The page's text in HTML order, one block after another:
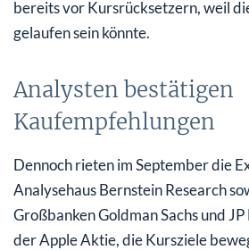
bereits vor Kursrücksetzern, weil
gelaufen sein könnte.
Analysten bestätigen
Kaufempfehlungen
Dennoch rieten im September die
Analysehaus Bernstein Research
Großbanken Goldman Sachs und
der Apple Aktie, die Kursziele